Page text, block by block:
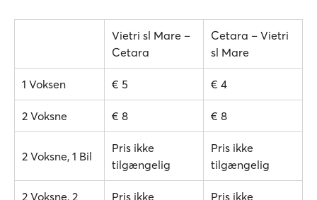
Vietri sl Mare –
Cetara
Cetara – Vietri
sl Mare
1 Voksen € 5 € 4
2 Voksne € 8 € 8
2 Voksne, 1 Bil
Pris ikke
tilgængelig
Pris ikke
tilgængelig
2 Voksne, 2
Pris ikke
Pris ikke